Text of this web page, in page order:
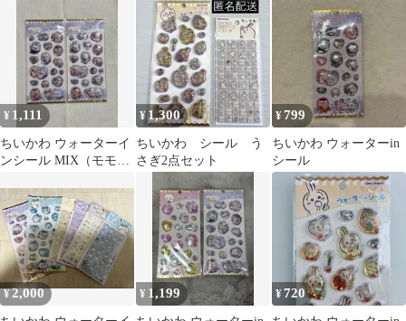
¥ 1,111
ちいかわ ウォーターイ
ンシール MIX（モモン
¥1,300
ちいかわ シール う
さぎ2点セット
¥799
ちいかわ ウォーターin
シール
¥2,000 ¥ 1,199 ¥720